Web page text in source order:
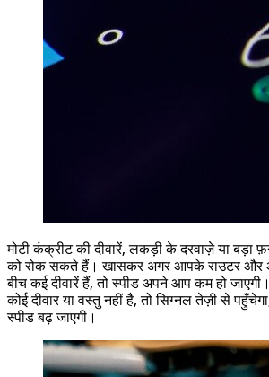
मोटी कंक्रीट की दीवारें, लकड़ी के दरवाज़े या बड़ा
को रोक सकते हैं। खासकर अगर आपके राउटर
बीच कई दीवारें हैं, तो स्पीड अपने आप कम हो
कोई दीवार या वस्तु नहीं है, तो सिग्नल तेज़ी से
स्पीड बढ़ जाएगी।